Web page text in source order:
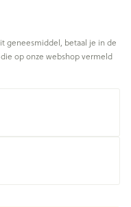
geneesmiddel, betaal je in de
op onze webshop vermeld